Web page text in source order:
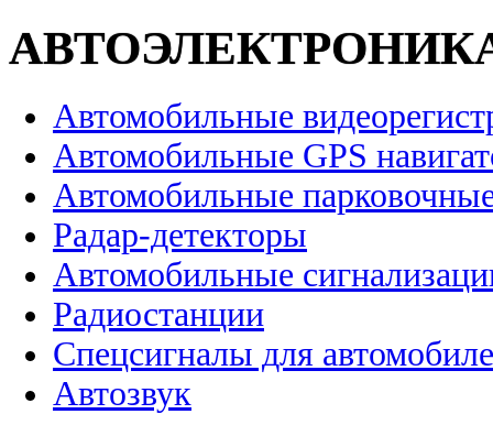
Автомобильные
Автомобильные GPS
Автомобильные
Радар-детекторы
Автомобильные
Радиостанции
Спецсигналы для
Автозвук